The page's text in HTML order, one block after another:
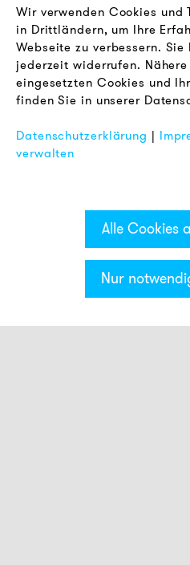
Newsletter
RECHTLICHES
AGB
Datenschutz
FAQ
Wir verwenden Cookies
in Drittländern, um Ihre
Webseite zu verbessern.
jederzeit widerrufen.
eingesetzten Cookies und
finden Sie in unserer
Datenschutzerklärung |
verwalten
Alle Cookies
Nur